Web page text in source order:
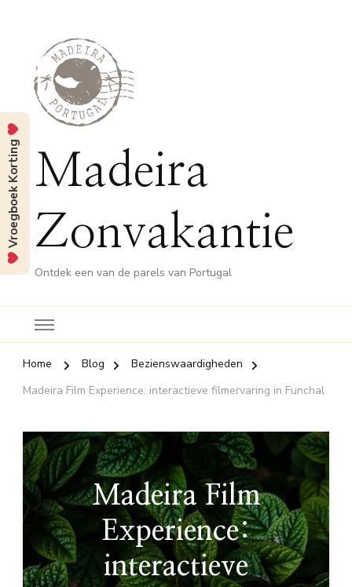
Madeira
Zonvakantie
Ontdek een van de parels van Portugal
Home Blog
Bezienswaardigheden
Madeira Film Experience: interactieve filmervaring in Funchal
Madeira Film
Experience:
interactieve
Vroegboek Korting